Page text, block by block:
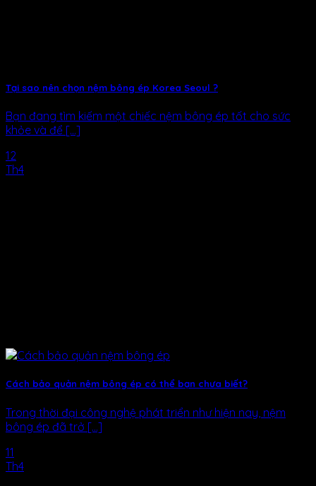
Tại sao nên chọn nệm bông ép Korea Seoul ?
Bạn đang tìm kiếm một chiếc nệm bông ép tốt cho sức
khỏe và để [...]
12
Th4
Cách bảo quản nệm bông ép có thể bạn chưa biết?
Trong thời đại công nghệ phát triển như hiện nay, nệm
bông ép đã trở [...]
11
Th4